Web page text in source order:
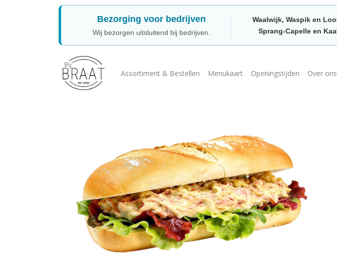
Bezorging voor bedrijven
Wij bezorgen uitsluitend bij bedrijven.
Waalwijk, Waspik en
Sprang-Capelle en
Assortiment & Bestellen Menukaart Openingstijden Over ons